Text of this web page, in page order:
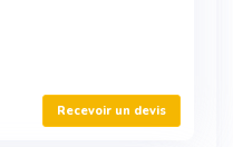
Recevoir un devis